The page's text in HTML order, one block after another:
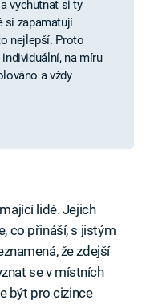
vychutnat si ty
si zapamatují
nejlepší. Proto
na míru
a vždy
lidé. Jejich
co přináší, s jistým
že zdejší
se v místních
být pro cizince